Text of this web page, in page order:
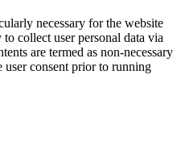
necessary for the website
collect user personal data via
are termed as non-necessary
consent prior to running